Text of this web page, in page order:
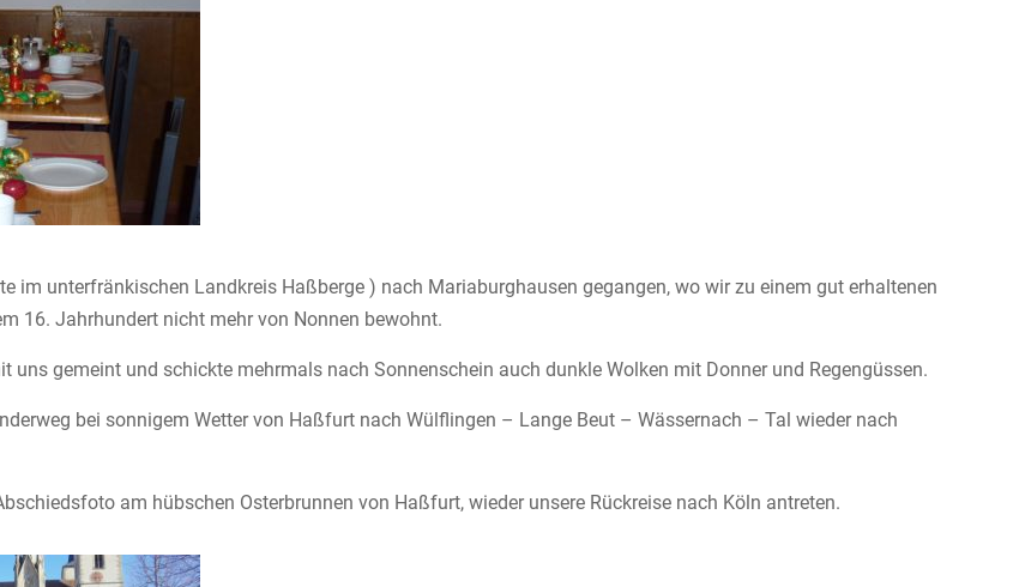
im unterfränkischen Landkreis Haßberge ) nach Mariaburghausen gegangen, wo wir zu einem gut erhaltenen
16. Jahrhundert nicht mehr von Nonnen bewohnt.
gemeint und schickte mehrmals nach Sonnenschein auch dunkle Wolken mit Donner und Regengüssen.
bei sonnigem Wetter von Haßfurt nach Wülflingen – Lange Beut – Wässernach – Tal wieder nach
am hübschen Osterbrunnen von Haßfurt, wieder unsere Rückreise nach Köln antreten.